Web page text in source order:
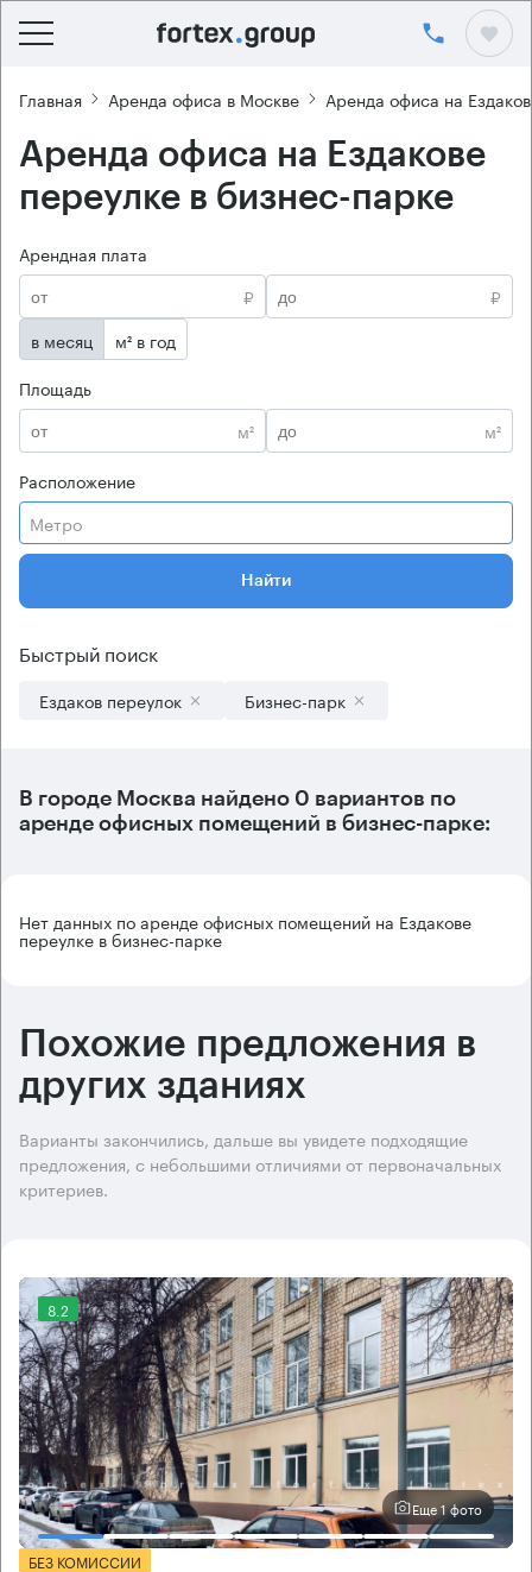
Главная Аренда офиса в Москве Аренда офиса на
Аренда офиса на Ездакове
переулке в бизнес-парке
Арендная плата
₽
₽
в месяц
м² в год
Площадь
м²
м²
Расположение
Метро
Найти
Быстрый поиск
Ездаков переулок Бизнес-парк
В городе Москва найдено 0 вариантов по
аренде офисных помещений в бизнес-парке:
Нет данных по аренде офисных помещений на Ездакове
переулке в бизнес-парке
Похожие предложения в
других зданиях
Варианты закончились, дальше вы увидете подходящие
предложения, с небольшими отличиями от первоначальных
критериев.
8.2
Еще 1 фото
БЕЗ КОМИССИИ